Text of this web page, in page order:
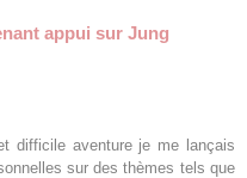
appui sur Jung
difficile aventure je me lançais
sur des thèmes tels que